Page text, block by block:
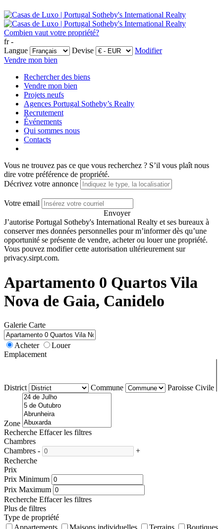
Combien vaut votre propriété?
fr -
Langue
Devise
Modifier
Vendre mon bien
Rechercher des biens
Vendre mon bien
Projets neufs
Agences Portugal Sotheby’s Realty
Recrutement
Événements
Qui sommes nous
Contacts
Vous ne trouvez pas ce que vous recherchez ? S’il vous plaît nous
dire votre préférence de propriété.
Décrivez votre annonce
Votre email
Envoyer
J’autorise Portugal Sotheby's International Realty et ses bureaux à
conserver mes données personnelles pour m’informer dès qu’une
opportunité se présente de vendre, acheter ou louer une propriété.
Vous pouvez modifier cette autorisation ultérieurement sur
privacy.sirpt.com.
Apartamento 0 Quartos Vila
Nova de Gaia, Canidelo
Galerie Carte
Acheter
Louer
Emplacement
District Commune Paroisse Civile
Zone
Recherche Effacer les filtres
Chambres
Chambres -
+
Recherche
Prix
Prix Minimum
Prix Maximum
Recherche Effacer les filtres
Plus de filtres
Type de propriété